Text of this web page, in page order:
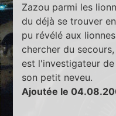
Zazou parmi les
du déjà se trouver
pu révélé aux
chercher du
est l'investigateur
son petit neveu.
Ajoutée le